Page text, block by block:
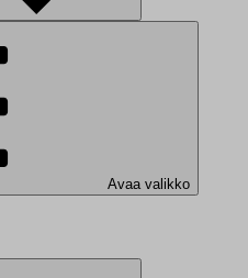
Avaa valikko